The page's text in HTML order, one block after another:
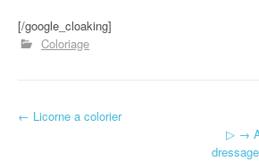
[/google_cloaking]
Coloriage
Navigation d'article
← Licorne a colorier
▷ →